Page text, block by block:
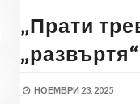
„Прати
НОЕМВРИ 23, 2025